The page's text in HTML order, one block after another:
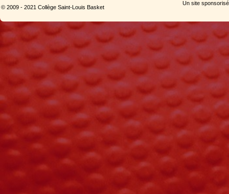
© 2009 - 2021 Collège Saint-Louis Basket
Un site